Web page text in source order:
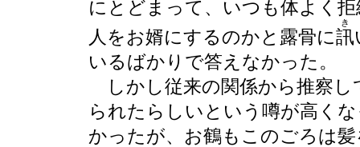
にとどまって、いつも体よく
人をお婿にするのかと露骨に訊
き
いるばかりで答えなかった。
しかし従来の関係から推察し
られたらしいという噂が高く
かったが、お鶴もこのごろは